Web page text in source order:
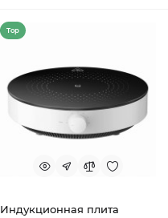
Top
Индукционная плита